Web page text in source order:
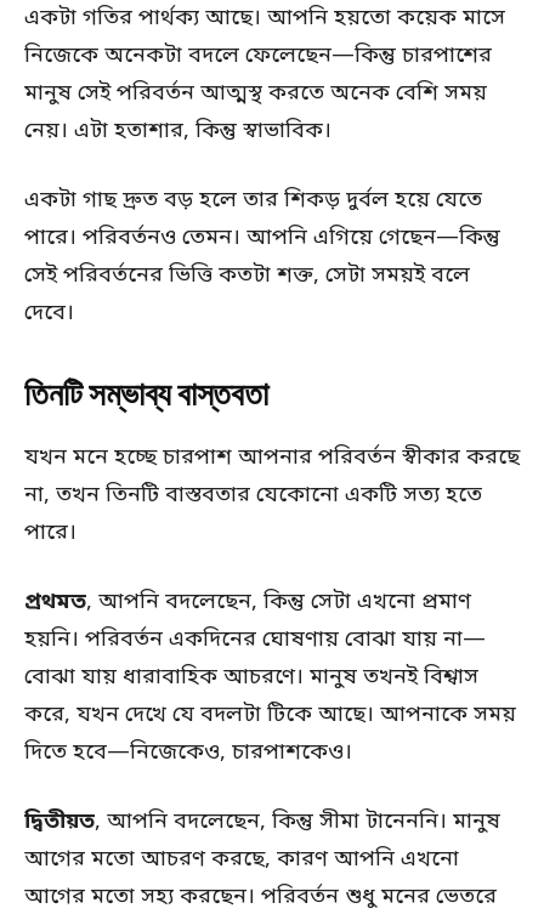
একটা গতির পার্থক্য আছে। আপনি হয়তো কয়েক মাসে
নিজেকে অনেকটা বদলে ফেলেছেন—কিন্তু চারপাশের
মানুষ সেই পরিবর্তন আত্মস্থ করতে অনেক বেশি সময়
নেয়। এটা হতাশার, কিন্তু স্বাভাবিক।
একটা গাছ দ্রুত বড় হলে তার শিকড় দুর্বল হয়ে যেতে
পারে। পরিবর্তনও তেমন। আপনি এগিয়ে গেছেন—কিন্তু
সেই পরিবর্তনের ভিত্তি কতটা শক্ত, সেটা সময়ই বলে
দেবে।
তিনটি সম্ভাব্য বাস্তবতা
যখন মনে হচ্ছে চারপাশ আপনার পরিবর্তন স্বীকার করছে
না, তখন তিনটি বাস্তবতার যেকোনো একটি সত্য হতে
পারে।
প্রথমত, আপনি বদলেছেন, কিন্তু সেটা এখনো প্রমাণ
হয়নি। পরিবর্তন একদিনের ঘোষণায় বোঝা যায় না—
বোঝা যায় ধারাবাহিক আচরণে। মানুষ তখনই বিশ্বাস
করে, যখন দেখে যে বদলটা টিকে আছে। আপনাকে সময়
দিতে হবে—নিজেকেও, চারপাশকেও।
দ্বিতীয়ত, আপনি বদলেছেন, কিন্তু সীমা টানেননি। মানুষ
আগের মতো আচরণ করছে, কারণ আপনি এখনো
আগের মতো সহ্য করছেন। পরিবর্তন শুধু মনের ভেতরে